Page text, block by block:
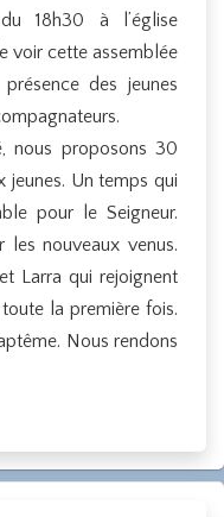
18h30 à l’église
voir cette assemblée
des jeunes
nous proposons 30
jeunes. Un temps qui
pour le Seigneur.
les nouveaux venus.
Larra qui rejoignent
la première fois.
Nous rendons